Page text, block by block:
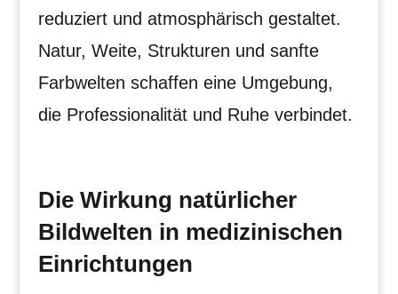
reduziert und atmosphärisch gestaltet.
Natur, Weite, Strukturen und sanfte
Farbwelten schaffen eine Umgebung,
die Professionalität und Ruhe verbindet.
Die Wirkung natürlicher
Bildwelten in medizinischen
Einrichtungen